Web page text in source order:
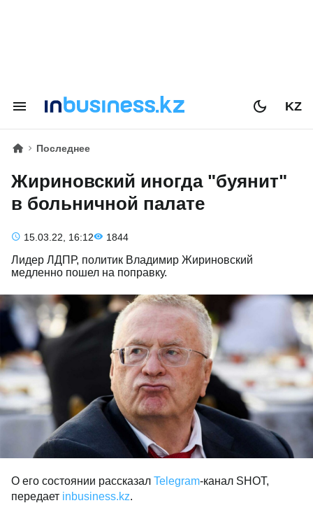
KZ
Последнее
Жириновский иногда "буянит"
в больничной палате
15.03.22, 16:12 1844
Лидер ЛДПР, политик Владимир Жириновский
медленно пошел на поправку.
О его состоянии рассказал Telegram-канал SHOT,
передает inbusiness.kz.